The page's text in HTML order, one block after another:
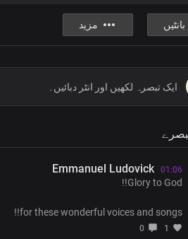
بانٹیں مزید
Emmanuel Ludovick 01:06
Glory to God!!
for these wonderful voices and songs!!
1
0